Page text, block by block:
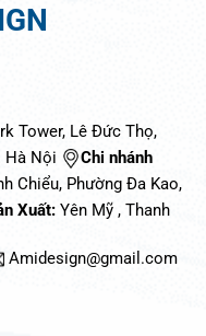
Tower, Lê Đức Thọ,
Hà Nội
Chi nhánh
Chiểu, Phường Đa Kao,
Xuất: Yên Mỹ , Thanh
Amidesign@gmail.com